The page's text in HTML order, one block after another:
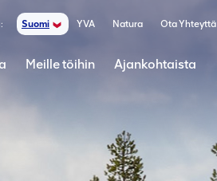
Suomi YVA Natura Ota Yhteyttä
Meille töihin Ajankohtaista